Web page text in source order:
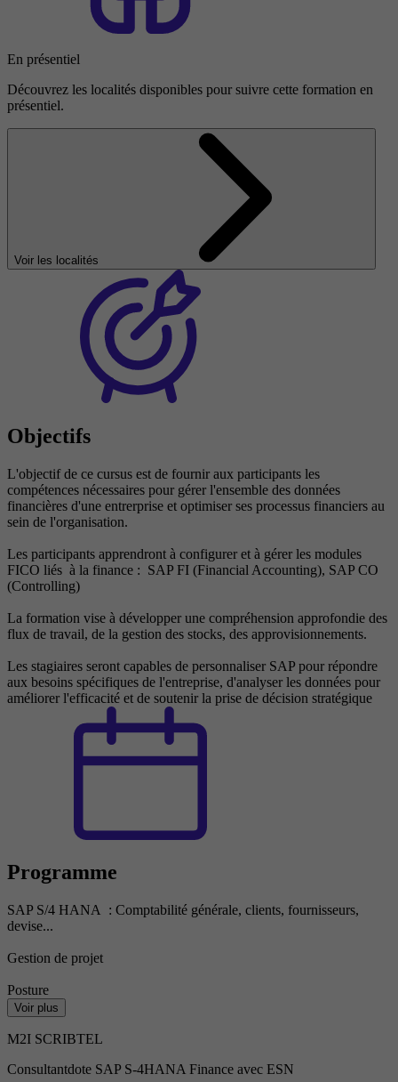
En présentiel
Découvrez les localités disponibles pour suivre cette formation en
présentiel.
Voir les localités
Objectifs
L'objectif de ce cursus est de fournir aux participants les
compétences nécessaires pour gérer l'ensemble des données
financières d'une entrerprise et optimiser ses processus financiers au
sein de l'organisation.
Les participants apprendront à configurer et à gérer les modules
FICO liés à la finance : SAP FI (Financial Accounting), SAP CO
(Controlling)
La formation vise à développer une compréhension approfondie des
flux de travail, de la gestion des stocks, des approvisionnements.
Les stagiaires seront capables de personnaliser SAP pour répondre
aux besoins spécifiques de l'entreprise, d'analyser les données pour
améliorer l'efficacité et de soutenir la prise de décision stratégique
Programme
SAP S/4 HANA : Comptabilité générale, clients, fournisseurs,
devise...
Gestion de projet
Posture
Voir plus
M2I SCRIBTEL
Consultantdote SAP S-4HANA Finance avec ESN